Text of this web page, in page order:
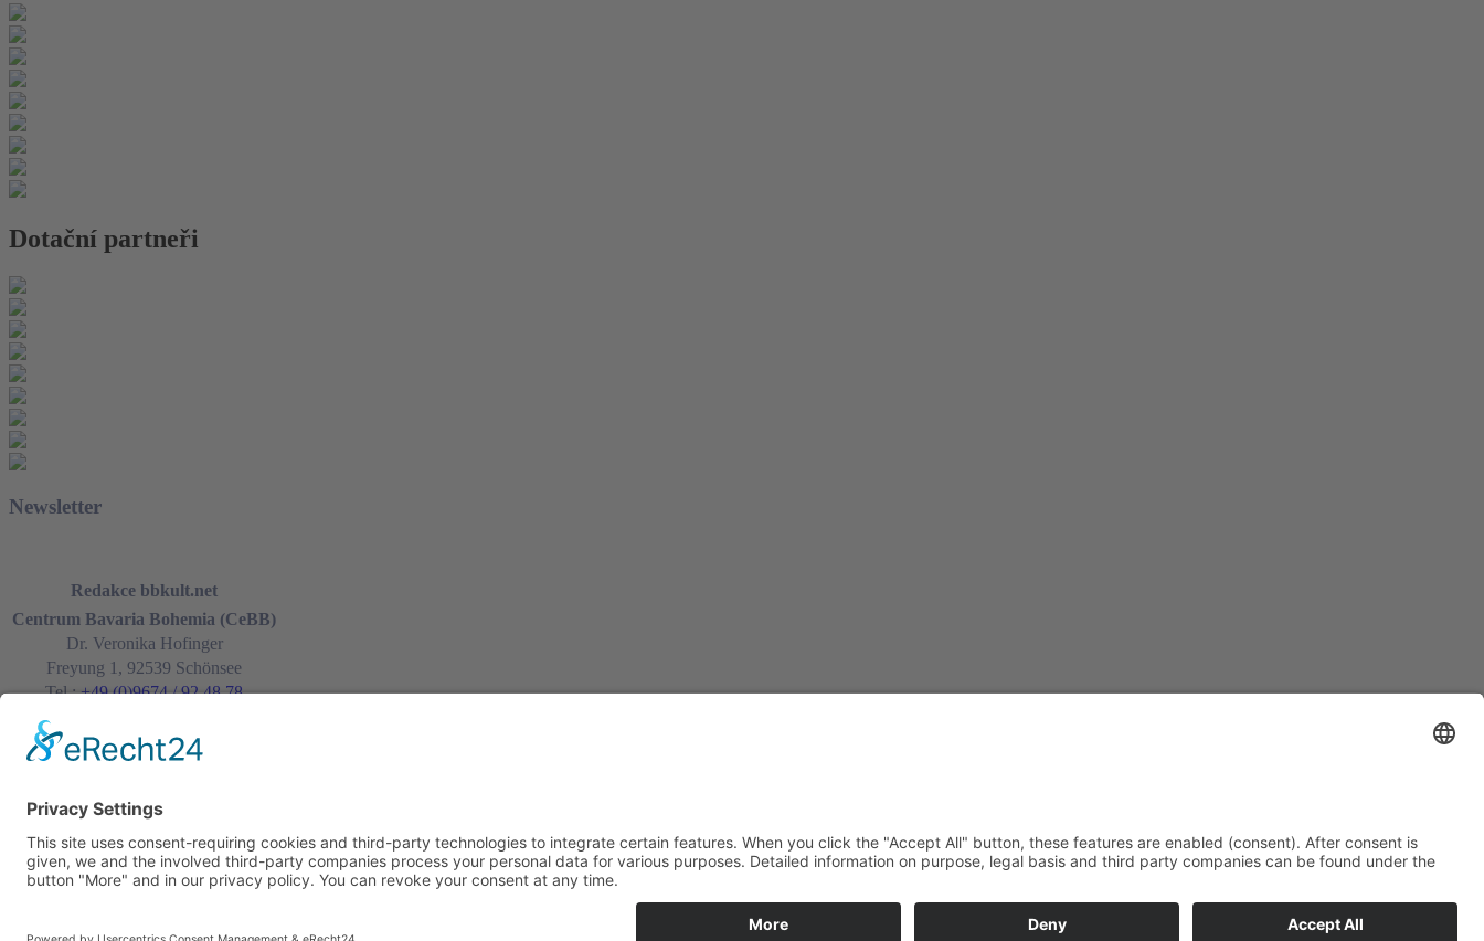
Dotační partneři
Newsletter
Redakce bbkult.net
Centrum Bavaria Bohemia (CeBB)
Dr. Veronika Hofinger
Freyung 1, 92539 Schönsee
Tel.:+49 (0)9674 / 92 48 78
veronika.hofinger@cebb.de
Kontakt
Tiráž
Cookies
Ochrana osobních údajů